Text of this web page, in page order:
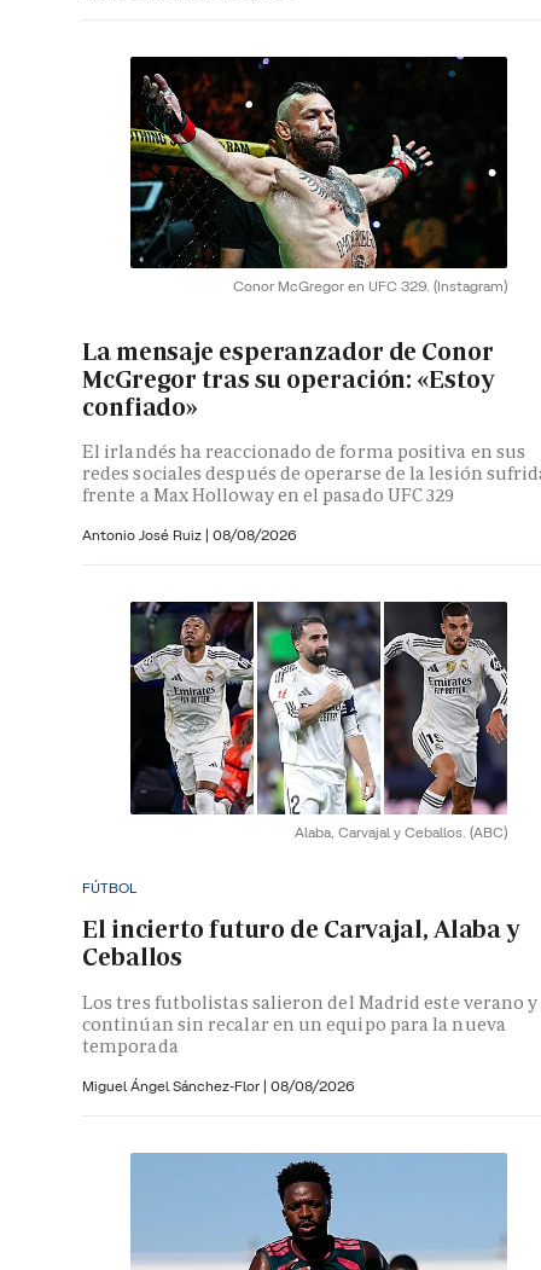
Conor McGregor en UFC 329. (Instagram)
La mensaje esperanzador de Conor
McGregor tras su operación: «Estoy
confiado»
El irlandés ha reaccionado de forma positiva en sus
redes sociales después de operarse de la lesión
frente a Max Holloway en el pasado UFC 329
Antonio José Ruiz | 08/08/2026
Alaba, Carvajal y Ceballos. (ABC)
FÚTBOL
El incierto futuro de Carvajal, Alaba y
Ceballos
Los tres futbolistas salieron del Madrid este verano y
continúan sin recalar en un equipo para la nueva
temporada
Miguel Ángel Sánchez-Flor | 08/08/2026